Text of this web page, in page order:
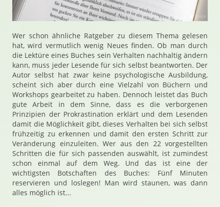
Wer schon ähnliche Ratgeber zu diesem Thema gelesen
hat, wird vermutlich wenig Neues finden. Ob man durch
die Lektüre eines Buches sein Verhalten nachhaltig ändern
kann, muss jeder Lesende für sich selbst beantworten. Der
Autor selbst hat zwar keine psychologische Ausbildung,
scheint sich aber durch eine Vielzahl von Büchern und
Workshops gearbeitet zu haben. Dennoch leistet das Buch
gute Arbeit in dem Sinne, dass es die verborgenen
Prinzipien der Prokrastination erklärt und dem Lesenden
damit die Möglichkeit gibt, dieses Verhalten bei sich selbst
frühzeitig zu erkennen und damit den ersten Schritt zur
Veränderung einzuleiten. Wer aus den 22 vorgestellten
Schritten die für sich passenden auswählt, ist zumindest
schon einmal auf dem Weg. Und das ist eine der
wichtigsten Botschaften des Buches: Fünf Minuten
reservieren und loslegen! Man wird staunen, was dann
alles möglich ist...